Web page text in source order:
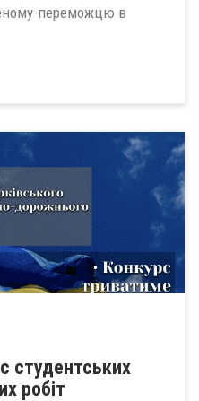
переможцю в
студентських
робіт